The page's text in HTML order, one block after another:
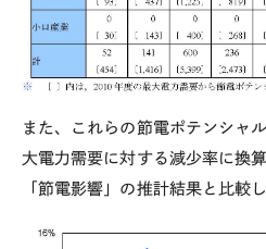
また、これらの節電ポテンシャ
大電力需要に対する減少率に換
「節電影響」の推計結果と比較